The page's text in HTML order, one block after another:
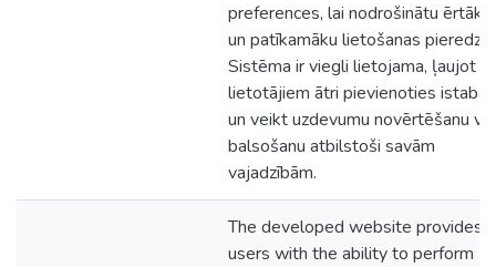
preferences, lai nodrošinātu ērtāku
un patīkamāku lietošanas pieredzi.
Sistēma ir viegli lietojama, ļaujot
lietotājiem ātri pievienoties
un veikt uzdevumu novērtēšanu vai
balsošanu atbilstoši savām
vajadzībām.
The developed website provides
users with the ability to perform